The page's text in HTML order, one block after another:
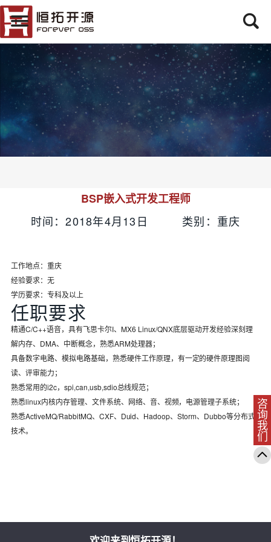
BSP嵌入式开发工程师
时间：2018年4月13日 类别：重庆
工作地点：重庆
经验要求：无
学历要求：专科及以上
任职要求
精通C/C++语音，具有飞思卡尔I、MX6 Linux/QNX底层驱动开发经验深刻理
解内存、DMA、中断概念，熟悉ARM处理器；
具备数字电路、模拟电路基础，熟悉硬件工作原理，有一定的硬件原理图阅
读、评审能力；
熟悉常用的i2c，spi,can,usb,sdio总线规范；
熟悉linux内核内存管理、文件系统、网络、音、视频，电源管理子系统；
熟悉ActiveMQ/RabbitMQ、CXF、Duid、Hadoop、Storm、Dubbo等分布式
技术。
咨询我们